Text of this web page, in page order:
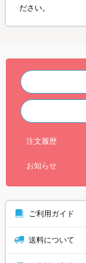
ださい。
注文履歴
お知らせ
ご利用ガイド
送料について